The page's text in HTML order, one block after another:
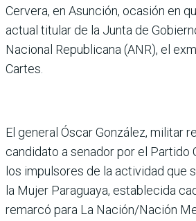
Cervera, en Asunción, ocasión en
actual titular de la Junta de
Nacional Republicana (ANR), el
Cartes.
El general Óscar González, militar
candidato a senador por el Partido
los impulsores de la actividad que
la Mujer Paraguaya, establecida
remarcó para La Nación/Nación